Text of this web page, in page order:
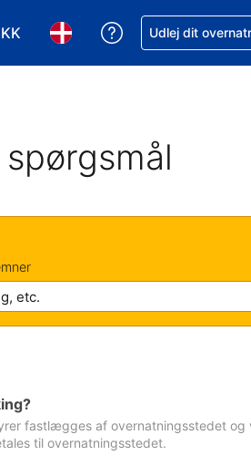
Vælg valuta. Din nuværende valuta
Vælg sprog. Dit nuværende
Få hjælp til en
Udlej dit
fastlægges af overnatningsstedet og
til overnatningsstedet.